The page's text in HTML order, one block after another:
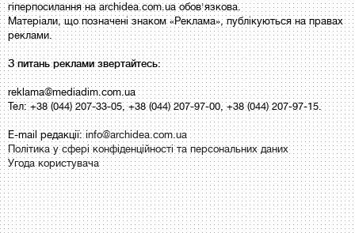
гіперпосилання на archidea.com.ua обов'язкова.
Матеріали, що позначені знаком «Реклама», публікуються на правах
реклами.
З питань реклами звертайтесь:
reklama@mediadim.com.ua
Тел: +38 (044) 207-33-05, +38 (044) 207-97-00, +38 (044) 207-97-15.
E-mail редакції:info@archidea.com.ua
Політика у сфері конфіденційності та персональних даних
Угода користувача